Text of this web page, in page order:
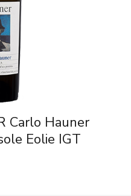
Carlo Hauner
Eolie IGT